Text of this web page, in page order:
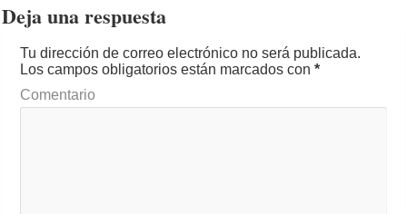
Deja una respuesta
Tu dirección de correo electrónico no será publicada.
Los campos obligatorios están marcados con*
Comentario